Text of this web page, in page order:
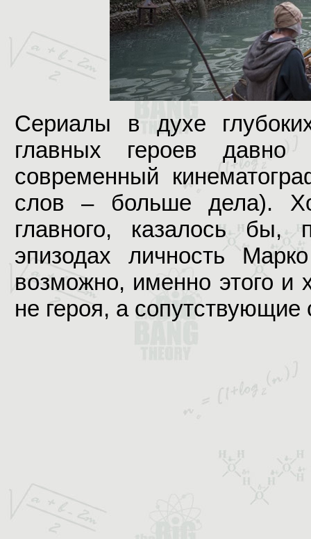
Сериалы в духе
главных героев давно
современный
слов – больше дела).
главного, казалось
эпизодах личность
возможно, именно этого и
не героя, а